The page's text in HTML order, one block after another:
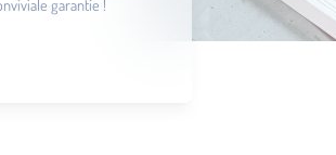
garantie !